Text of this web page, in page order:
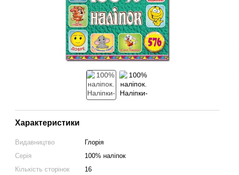
Характеристики
Видавництво
Глорія
Серія
100% наліпок
Кількість сторінок
16